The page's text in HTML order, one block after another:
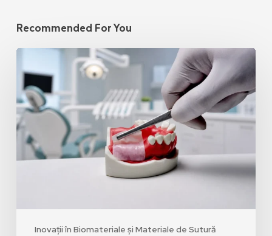
Recommended For You
Inovații în Biomateriale și Materiale de Sutură